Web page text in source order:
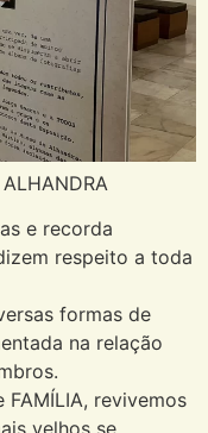
e recorda
respeito a toda
formas de
na relação
revivemos